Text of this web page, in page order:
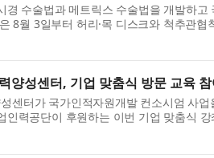
경 수술법과 메트릭스 수술법을 개발하
8월 3일부터 허리·목 디스크와 척추관
양성센터, 기업 맞춤식 방문 교육
센터가 국가인적자원개발 컨소시엄 사
인력공단이 후원하는 이번 기업 맞춤식